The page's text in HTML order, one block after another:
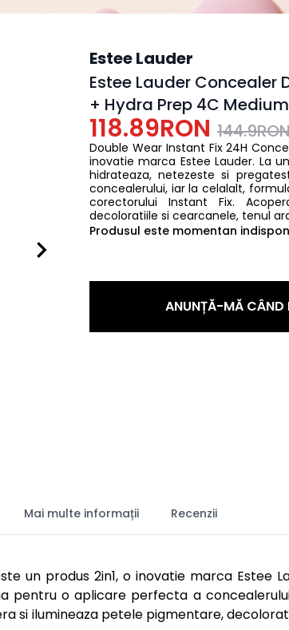
Estee Lauder
Estee Lauder Concealer
+ Hydra Prep 4C
118.89RON
Double Wear Instant Fix 24H
inovatie marca Estee Lauder. La
hidrateaza, netezeste si
concealerului, iar la celalalt,
corectorului Instant Fix.
decoloratiile si cearcanele, tenul
Produsul este momentan
ANUNȚĂ-MĂ CÂND
Mai multe informații Recenzii
un produs 2in1, o inovatie marca Estee
pentru o aplicare perfecta a
si ilumineaza petele pigmentare,